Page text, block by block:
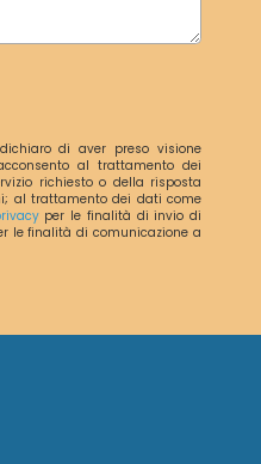
di aver preso visione
al trattamento dei
richiesto o della risposta
al trattamento dei dati come
per le finalità di invio di
le finalità di comunicazione a